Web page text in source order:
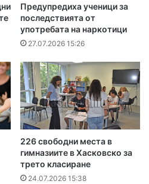
Предупредиха ученици за
последствията от
употребата на наркотици
27.07.2026 15:26
226 свободни места в
гимназиите в Хасковско за
трето класиране
24.07.2026 15:38